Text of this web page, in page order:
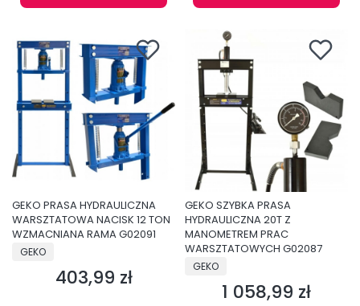
GEKO PRASA HYDRAULICZNA
WARSZTATOWA NACISK 12 TON
WZMACNIANA RAMA G02091
PRODUCENT
GEKO
Cena
403,99 zł
GEKO SZYBKA PRASA
HYDRAULICZNA 20T Z
MANOMETREM PRAC
WARSZTATOWYCH G02087
PRODUCENT
GEKO
Cena
1 058,99 zł